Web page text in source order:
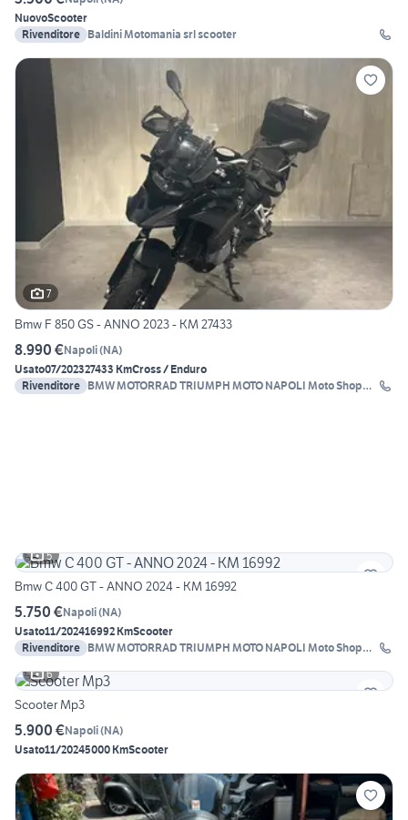
NuovoScooter
Rivenditore Baldini Motomania srl scooter
7
Bmw F 850 GS - ANNO 2023 - KM 27433
8.990 €Napoli(NA)
Usato07/202327433 KmCross / Enduro
Rivenditore BMW MOTORRAD TRIUMPH MOTO NAPOLI Moto Shop
5
Bmw C 400 GT - ANNO 2024 - KM 16992
5.750 €Napoli(NA)
Usato11/202416992 KmScooter
Rivenditore BMW MOTORRAD TRIUMPH MOTO NAPOLI Moto Shop
6
Scooter Mp3
5.900 €Napoli(NA)
Usato11/20245000 KmScooter